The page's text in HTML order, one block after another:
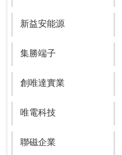
新益安能源
集勝端子
創唯達實業
唯電科技
聯磁企業